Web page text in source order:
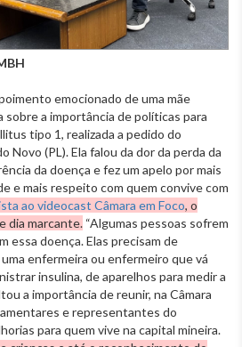
emocionado de uma mãe
sobre a importância de políticas para
tipo 1, realizada a pedido do
Novo (PL). Ela falou da dor da perda da
da doença e fez um apelo por mais
e mais respeito com quem convive com
ao videocast Câmara em Foco, o
dia marcante. “Algumas pessoas sofrem
essa doença. Elas precisam de
enfermeira ou enfermeiro que vá
insulina, de aparelhos para medir a
a importância de reunir, na Câmara
e representantes do
para quem vive na capital mineira.